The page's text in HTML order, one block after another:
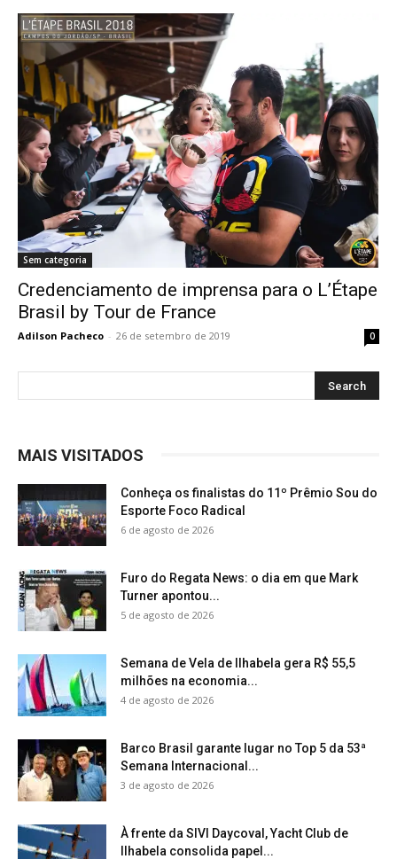
Sem categoria
Credenciamento de imprensa para o L’Étape
Brasil by Tour de France
Adilson Pacheco - 26 de setembro de 2019 0
MAIS VISITADOS
Conheça os finalistas do 11º Prêmio Sou do
Esporte Foco Radical
6 de agosto de 2026
Furo do Regata News: o dia em que Mark
Turner apontou...
5 de agosto de 2026
Semana de Vela de Ilhabela gera R$ 55,5
milhões na economia...
4 de agosto de 2026
Barco Brasil garante lugar no Top 5 da 53ª
Semana Internacional...
3 de agosto de 2026
À frente da SIVI Daycoval, Yacht Club de
Ilhabela consolida papel...